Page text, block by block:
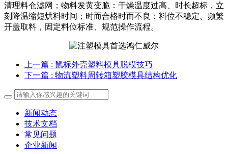
清理料仓滤网；物料发黄变脆：干燥温度过高、时长超标，立
刻降温缩短烘料时间；时而合格时而不良：料位不稳定、频繁
开盖取料，固定料位标准、规范操作流程。
上一篇 : 鼠标外壳塑料模具脱模技巧
下一篇 : 物流塑料周转箱塑胶模具结构优化
新闻动态
技术文档
常见问题
企业新闻